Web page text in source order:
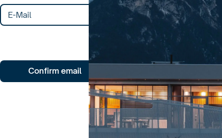
Confirm email